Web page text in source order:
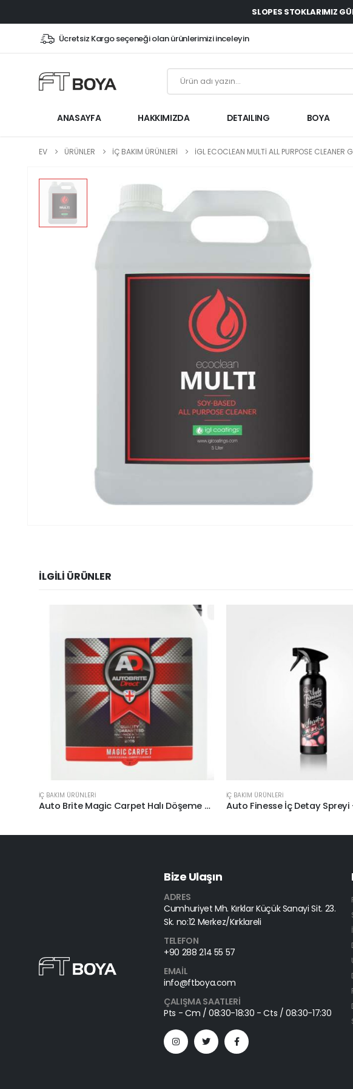
SLOPES STOKLARIMIZ
Ücretsiz Kargo seçeneği olan ürünlerimizi inceleyin
ANASAYFA HAKKIMIZDA DETAILING BOYA
EV ÜRÜNLER İÇ BAKIM ÜRÜNLERİ IGL ECOCLEAN MULTI ALL PURPOSE CLEANER
İLGILI ÜRÜNLER
İÇ BAKIM ÜRÜNLERİ
Auto Brite Magic Carpet Halı Döşeme Temizleyici 5lt.
İÇ BAKIM ÜRÜNLERİ
Bize Ulaşın
ADRES
Cumhuriyet Mh. Kırklar Küçük Sanayi Sit. 23.
Sk. no:12 Merkez/Kırklareli
TELEFON
+90 288 214 55 57
EMAIL
info@ftboya.com
ÇALIŞMA SAATLERI
Pts - Cm / 08:30-18:30 - Cts / 08:30-17:30